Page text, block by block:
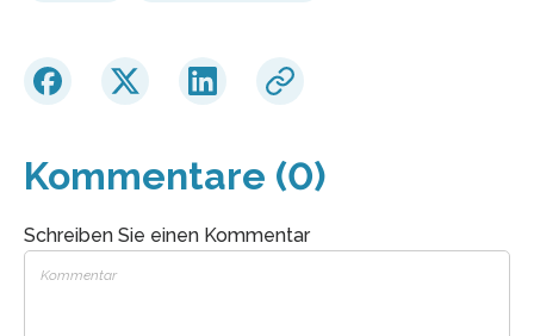
Kommentare (0)
Schreiben Sie einen Kommentar